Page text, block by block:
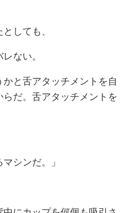
しても、
ない。
と舌アタッチメントを自
だ。舌アタッチメントを
シンだ。」